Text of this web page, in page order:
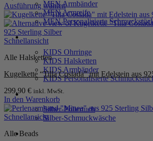
MEN Armbänder
MEN Armreife
MEN Personalisierte
KIDS
KIDS Ohrringe
KIDS Halsketten
KIDS Armbänder
KIDS Personalisierte
PRODUKTPFLEGE
Silber-Poliertuch
Silber-Schmuckwäsche
SERVICE
können
auf
der
Produktseite
gewählt
Ausführung wählen
Dieses
Produkt
weist
mehrere
auf.
Optionen
auf
der
Produktseite
gewählt
Schnellansicht
Alle Halsketten
Kugelkette “Tilla Coslada” mit Edelstein aus
299,90 € inkl. MwSt.
In den Warenkorb
Schnellansicht
Alle Beads